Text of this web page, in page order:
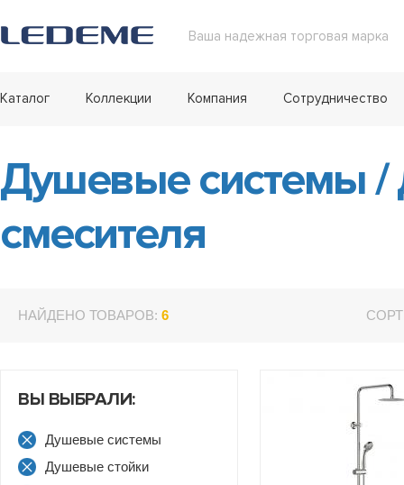
Ваша надежная торговая марка
Каталог Коллекции Компания Сотрудничество
Душевые системы/
смесителя
НАЙДЕНО ТОВАРОВ: 6
ВЫ ВЫБРАЛИ:
Душевые системы
Душевые стойки